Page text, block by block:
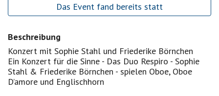
Das Event fand bereits statt
Beschreibung
Konzert mit Sophie Stahl und Friederike Börnchen
Ein Konzert für die Sinne - Das Duo Respiro - Sophie
Stahl & Friederike Börnchen - spielen Oboe, Oboe
D’amore und Englischhorn